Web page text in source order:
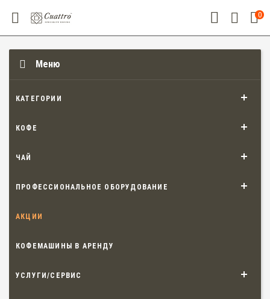
0
Меню
КАТЕГОРИИ
КОФЕ
ЧАЙ
ПРОФЕССИОНАЛЬНОЕ ОБОРУДОВАНИЕ
АКЦИИ
КОФЕМАШИНЫ В АРЕНДУ
УСЛУГИ/СЕРВИС